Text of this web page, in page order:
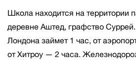
Школа находится на территории
деревне Аштед, графство
Лондона займет 1 час, от
от Хитроу — 2 часа.